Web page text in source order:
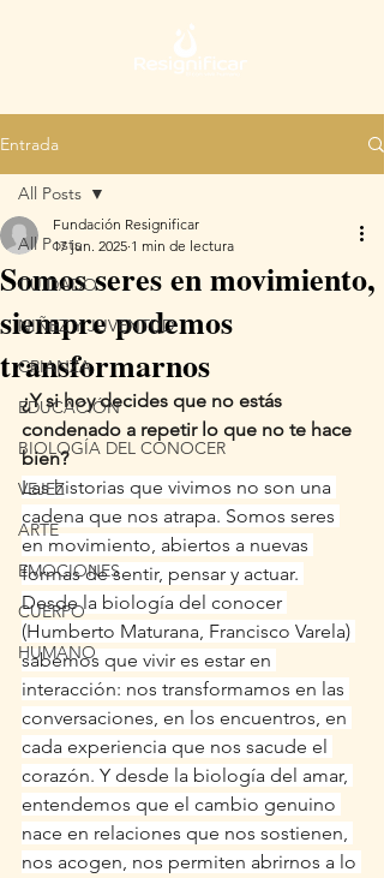
Entrada
All Posts
CUIDADO
NIÑEZ Y JUVENTUD
CRIANZA
EDUCACIÓN
BIOLOGÍA DEL CONOCER
VEJEZ
ARTE
EMOCIONES
CUERPO
HUMANO
All Posts
Somos seres en movimiento,
siempre podemos
transformarnos
Fundación Resignificar
17 jun. 2025 1 min de lectura
¿Y si hoy decides que no estás
condenado a repetir lo que no te hace
bien?
Las historias que vivimos no son una
cadena que nos atrapa. Somos seres
en movimiento, abiertos a nuevas
formas de sentir, pensar y actuar.
Desde la biología del conocer
(Humberto Maturana, Francisco Varela)
sabemos que vivir es estar en
interacción: nos transformamos en las
conversaciones, en los encuentros, en
cada experiencia que nos sacude el
corazón. Y desde la biología del amar,
entendemos que el cambio genuino
nace en relaciones que nos sostienen,
nos acogen, nos permiten abrirnos a lo